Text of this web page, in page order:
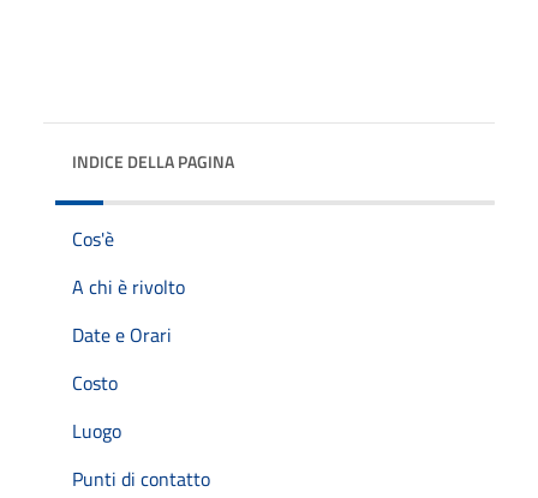
INDICE DELLA PAGINA
Cos'è
A chi è rivolto
Date e Orari
Costo
Luogo
Punti di contatto